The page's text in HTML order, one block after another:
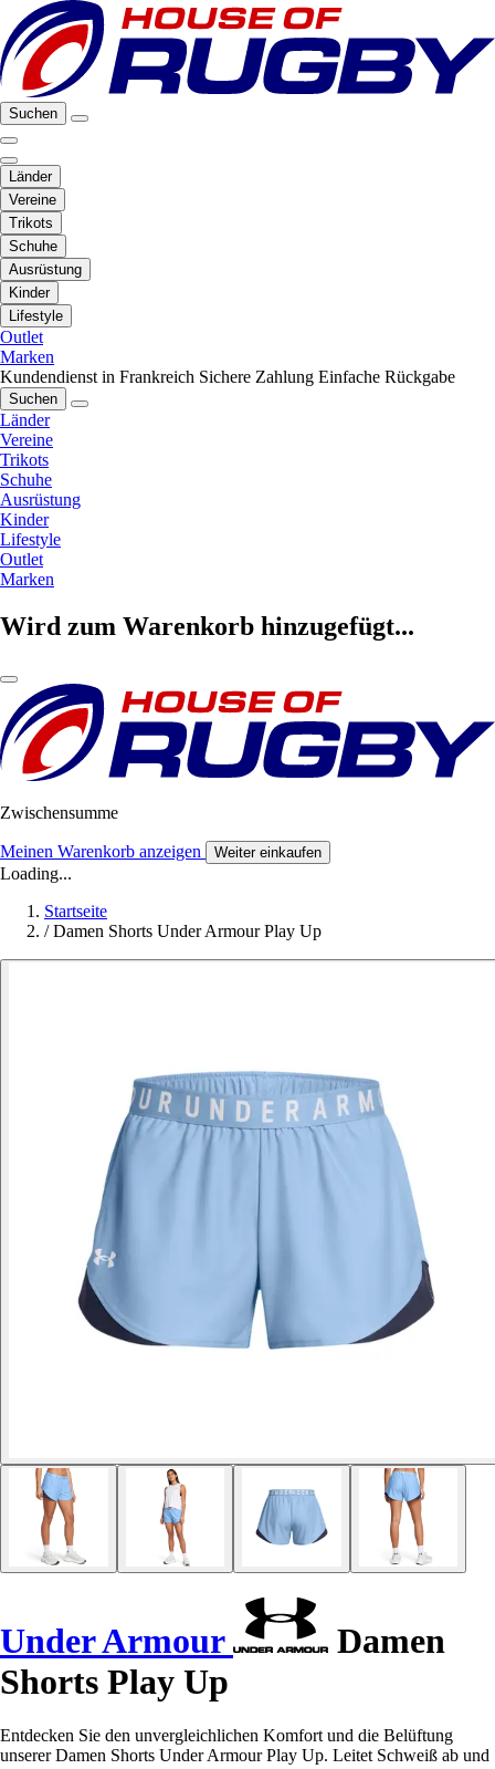
Suchen
Länder
Vereine
Trikots
Schuhe
Ausrüstung
Kinder
Lifestyle
Outlet
Marken
Kundendienst in Frankreich Sichere Zahlung Einfache Rückgabe
Suchen
Länder
Vereine
Trikots
Schuhe
Ausrüstung
Kinder
Lifestyle
Outlet
Marken
Wird zum Warenkorb hinzugefügt...
Zwischensumme
Meinen Warenkorb anzeigen Weiter einkaufen
Loading...
Startseite
/ Damen Shorts Under Armour Play Up
Under Armour
Damen
Shorts Play Up
Entdecken Sie den unvergleichlichen Komfort und die Belüftung
unserer Damen Shorts Under Armour Play Up. Leitet Schweiß ab und